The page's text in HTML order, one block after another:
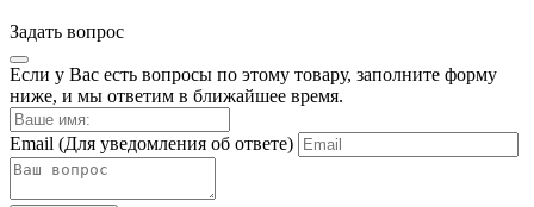
Задать вопрос
Если у Вас есть вопросы по этому товару, заполните форму
ниже, и мы ответим в ближайшее время.
Email (Для уведомления об ответе)